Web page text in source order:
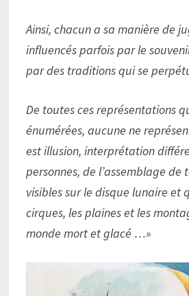
Ainsi, chacun a sa manière de
influencés parfois par le
par des traditions qui se
De toutes ces représentations
énumérées, aucune ne
est illusion, interprétation
personnes, de l’assemblage de
visibles sur le disque lunaire et
cirques, les plaines et les
monde mort et glacé …»